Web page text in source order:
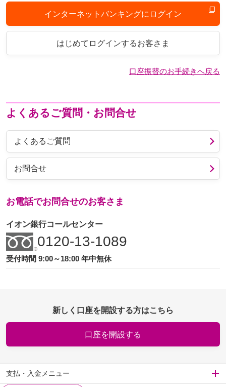
インターネットバンキングにログイン
はじめてログインするお客さま
口座振替のお手続きへ戻る
よくあるご質問・お問合せ
よくあるご質問
お問合せ
お電話でお問合せのお客さま
イオン銀行コールセンター
0120-13-1089
受付時間 9:00～18:00 年中無休
新しく口座を開設する方はこちら
口座を開設する
支払・入金メニュー